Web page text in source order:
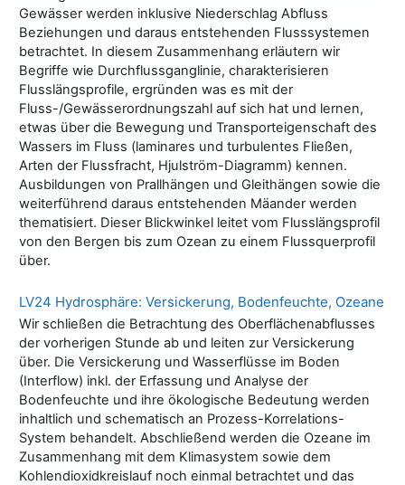
Gewässer werden inklusive Niederschlag Abfluss
Beziehungen und daraus entstehenden Flusssystemen
betrachtet. In diesem Zusammenhang erläutern wir
Begriffe wie Durchflussganglinie, charakterisieren
Flusslängsprofile, ergründen was es mit der
Fluss-/Gewässerordnungszahl auf sich hat und lernen,
etwas über die Bewegung und Transporteigenschaft des
Wassers im Fluss (laminares und turbulentes Fließen,
Arten der Flussfracht, Hjulström-Diagramm) kennen.
Ausbildungen von Prallhängen und Gleithängen sowie die
weiterführend daraus entstehenden Mäander werden
thematisiert. Dieser Blickwinkel leitet vom Flusslängsprofil
von den Bergen bis zum Ozean zu einem Flussquerprofil
über.
LV24 Hydrosphäre: Versickerung, Bodenfeuchte, Ozeane
Wir schließen die Betrachtung des Oberflächenabflusses
der vorherigen Stunde ab und leiten zur Versickerung
über. Die Versickerung und Wasserflüsse im Boden
(Interflow) inkl. der Erfassung und Analyse der
Bodenfeuchte und ihre ökologische Bedeutung werden
inhaltlich und schematisch an Prozess-Korrelations-
System behandelt. Abschließend werden die Ozeane im
Zusammenhang mit dem Klimasystem sowie dem
Kohlendioxidkreislauf noch einmal betrachtet und das